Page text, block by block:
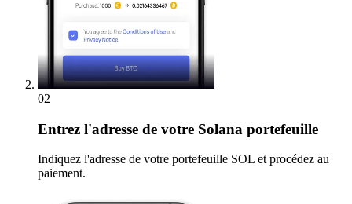
02
Entrez l'adresse de votre Solana portefeuille
Indiquez l'adresse de votre portefeuille SOL et procédez au
paiement.